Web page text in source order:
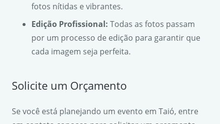
fotos nítidas e vibrantes.
Edição Profissional: Todas as fotos passam
por um processo de edição para garantir que
cada imagem seja perfeita.
Solicite um Orçamento
Se você está planejando um evento em Taió, entre